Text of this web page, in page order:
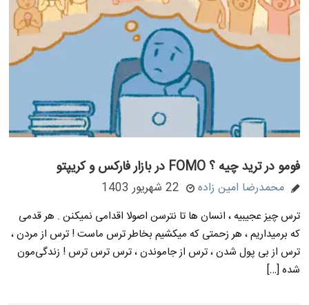
فومو در ترید چیه ؟ FOMO در بازار فارکس و کریپتو
محمدرضا امین زاده 22 شهریور 1403
ترس چیز عجیبیه ، انسان ها تا نترسن اصولا اقدامی نمیکنن . هر قدمی
که برمیداریم ، هر زحمتی که میکشیم بخاطر ترس ماست ! ترس از مردن ،
ترس از بی پول شدن ، ترس از جاموندن ، ترس ترس ترس ! زندگی‌مون
شده […]